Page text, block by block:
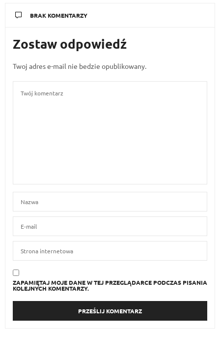
BRAK KOMENTARZY
Zostaw odpowiedź
Twoj adres e-mail nie bedzie opublikowany.
ZAPAMIĘTAJ MOJE DANE W TEJ PRZEGLĄDARCE PODCZAS PISANIA
KOLEJNYCH KOMENTARZY.